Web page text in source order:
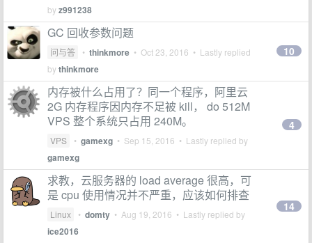
byz991238
GC 回收参数问题
问与答 • thinkmore • Oct 23, 2016 • Lastly replied
bythinkmore
10
内存被什么占用了？同一个程序，阿里云
2G 内存程序因内存不足被 kill， do 512M
VPS 整个系统只占用 240M。
VPS • gamexg • Sep 15, 2016 • Lastly replied by
gamexg
4
求教，云服务器的 load average 很高，可
是 cpu 使用情况并不严重，应该如何排查
Linux • domty • Aug 19, 2016 • Lastly replied by
ice2016
14